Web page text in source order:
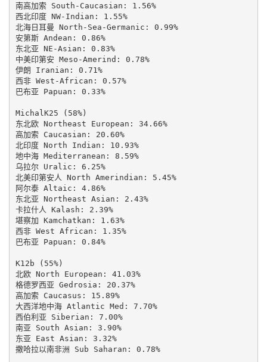
南高加索 South-Caucasian: 1.56%
西北印度 NW-Indian: 1.55%
北海日耳曼 North-Sea-Germanic: 0.99%
安第斯 Andean: 0.86%
东北亚 NE-Asian: 0.83%
中美印第安 Meso-Amerind: 0.78%
伊朗 Iranian: 0.71%
西非 West-African: 0.57%
巴布亚 Papuan: 0.33%
MichalK25 (58%)
东北欧 Northeast European: 34.66%
高加索 Caucasian: 20.60%
北印度 North Indian: 10.93%
地中海 Mediterranean: 8.59%
乌拉尔 Uralic: 6.25%
北美印第安人 North Amerindian: 5.45%
阿尔泰 Altaic: 4.86%
东北亚 Northeast Asian: 2.43%
卡拉什人 Kalash: 2.39%
堪察加 Kamchatkan: 1.63%
西非 West African: 1.35%
巴布亚 Papuan: 0.84%
K12b (55%)
北欧 North European: 41.03%
格德罗西亚 Gedrosia: 20.37%
高加索 Caucasus: 15.89%
大西洋地中海 Atlantic Med: 7.70%
西伯利亚 Siberian: 7.00%
南亚 South Asian: 3.90%
东亚 East Asian: 3.32%
撒哈拉以南非洲 Sub Saharan: 0.78%